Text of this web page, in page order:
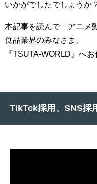
いかがでしたでしょうか？
本記事を読んで「アニメ
食品業界のみなさま、
『TSUTA-WORLD』へお
TikTok採用、SNS採